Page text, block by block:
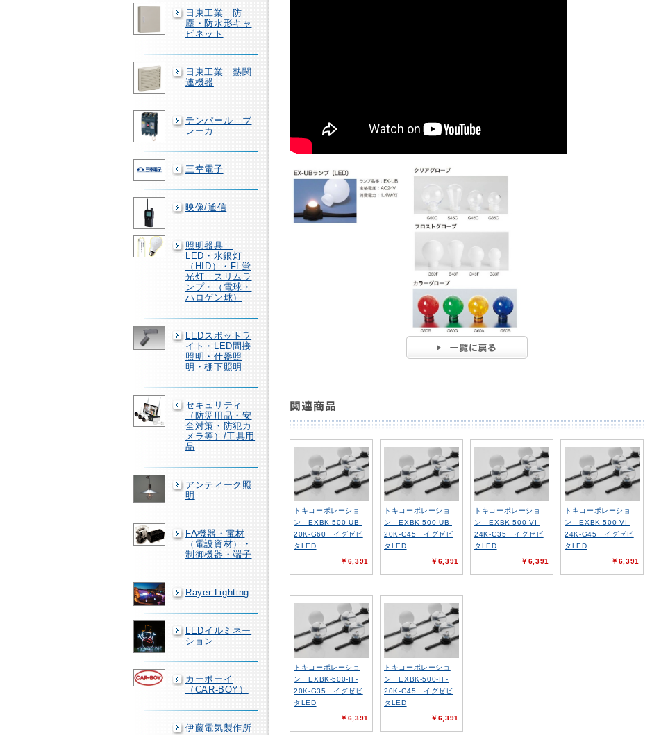
日東工業 防
塵・防水形キャ
ビネット
日東工業 熱関
連機器
テンパール ブ
レーカ
三幸電子
映像/通信
照明器具
LED・水銀灯
（HID）・FL蛍
光灯 スリムラ
ンプ・（電球・
ハロゲン球）
LEDスポットラ
イト・LED間接
照明・什器照
明・棚下照明
セキュリティ
（防災用品・安
全対策・防犯カ
メラ等）/工具用
品
アンティーク照
明
FA機器・電材
（電設資材）・
制御機器・端子
Rayer Lighting
LEDイルミネー
ション
カーボーイ
（CAR-BOY）
伊藤電気製作所
トキコーポレーショ
ン EXBK-500-UB-
20K-G60 イグゼビ
タLED
￥6,391
トキコーポレーショ
ン EXBK-500-UB-
20K-G45 イグゼビ
タLED
￥6,391
トキコーポレーショ
ン EXBK-500-VI-
24K-G35 イグゼビ
タLED
￥6,391
トキコーポレーショ
ン EXBK-500-VI-
24K-G45 イグゼビ
タLED
￥6,391
トキコーポレーショ
ン EXBK-500-IF-
20K-G35 イグゼビ
タLED
￥6,391
トキコーポレーショ
ン EXBK-500-IF-
20K-G45 イグゼビ
タLED
￥6,391